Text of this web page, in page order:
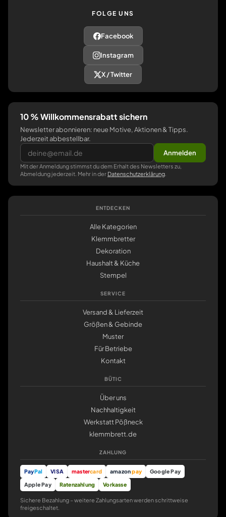
FOLGE UNS
Facebook
Instagram
X / Twitter
10 % Willkommensrabatt sichern
Newsletter abonnieren: neue Motive, Aktionen & Tipps.
Jederzeit abbestellbar.
Anmelden
Mit der Anmeldung stimmst du dem Erhalt des Newsletters zu,
Abmeldung jederzeit. Mehr in der Datenschutzerklärung
ENTDECKEN
Alle Kategorien
Klemmbretter
Dekoration
Haushalt & Küche
Stempel
SERVICE
Versand & Lieferzeit
Größen & Gebinde
Muster
Für Betriebe
Kontakt
BÜTIC
Über uns
Nachhaltigkeit
Werkstatt Pößneck
klemmbrett.de
ZAHLUNG
PayPal VISA mastercard amazonpay
Google Pay
Apple Pay
Ratenzahlung Vorkasse
Sichere Bezahlung – weitere Zahlungsarten werden schrittweise
freigeschaltet.